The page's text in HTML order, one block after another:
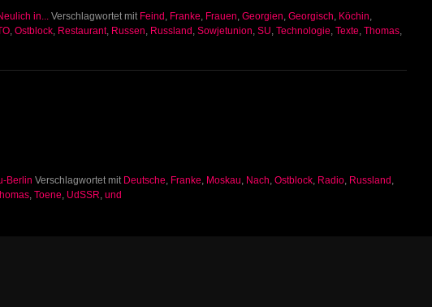
in... Verschlagwortet mit Feind , Franke, Frauen, Georgien, Georgisch, Köchin,
, Ostblock, Restaurant, Russen, Russland , Sowjetunion, SU, Technologie, Texte, Thomas,
Berlin Verschlagwortet mit Deutsche, Franke, Moskau, Nach, Ostblock, Radio, Russland ,
, Toene, UdSSR, und